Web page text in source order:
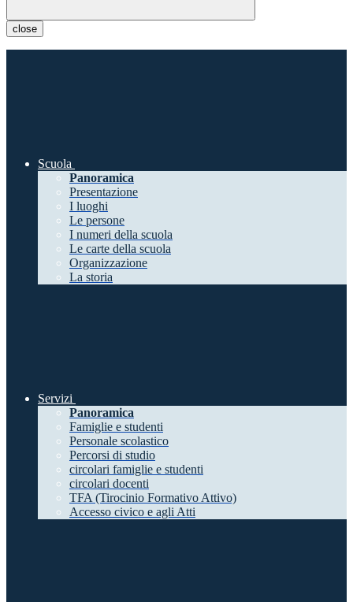
close
Scuola
Panoramica
Presentazione
I luoghi
Le persone
I numeri della scuola
Le carte della scuola
Organizzazione
La storia
Servizi
Panoramica
Famiglie e studenti
Personale scolastico
Percorsi di studio
circolari famiglie e studenti
circolari docenti
TFA (Tirocinio Formativo Attivo)
Accesso civico e agli Atti